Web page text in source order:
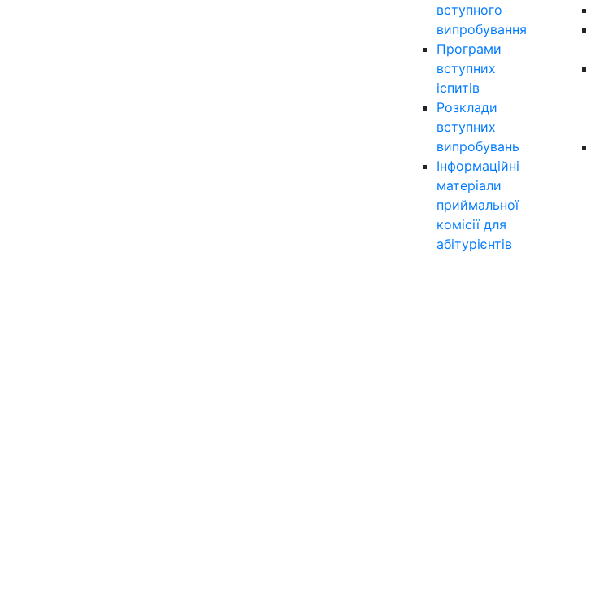
вступного
випробування
Програми
вступних
іспитів
Розклади
вступних
випробувань
Інформаційні
матеріали
приймальної
комісії для
абітурієнтів